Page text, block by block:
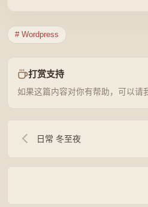
# Wordpress
打赏支持
如果这篇内容对你有帮助，可以请
日常 冬至夜